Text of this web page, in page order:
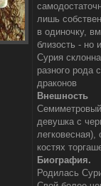
лишь
в одиночку,
близость - но
Сурия
разного рода
драконов
Внешность
девушка с
костях
Биография.
Родилась